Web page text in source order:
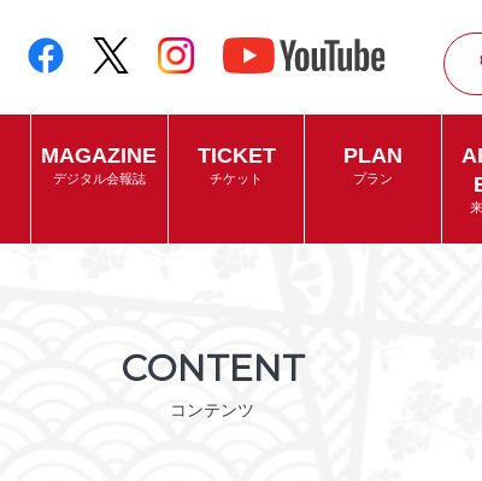
MAGAZINE
デジタル会報誌
TICKET
チケット
PLAN
プラン
CONTENT
コンテンツ